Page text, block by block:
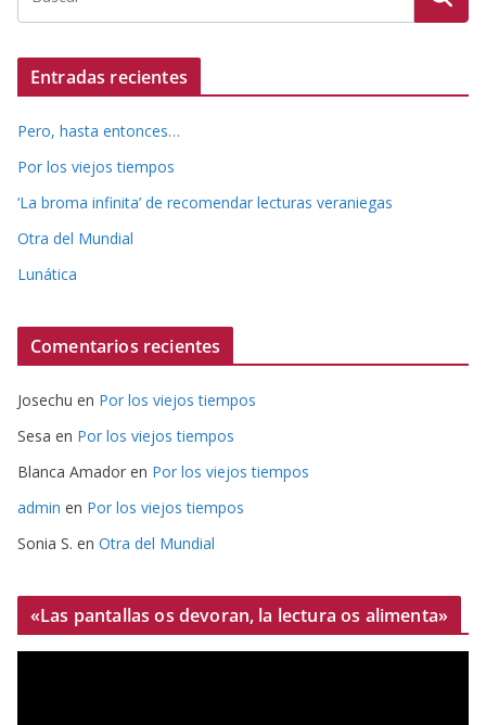
Entradas recientes
Pero, hasta entonces…
Por los viejos tiempos
‘La broma infinita’ de recomendar lecturas veraniegas
Otra del Mundial
Lunática
Comentarios recientes
Josechu en Por los viejos tiempos
Sesa en Por los viejos tiempos
Blanca Amador en Por los viejos tiempos
admin en Por los viejos tiempos
Sonia S. en Otra del Mundial
«Las pantallas os devoran, la lectura os alimenta»